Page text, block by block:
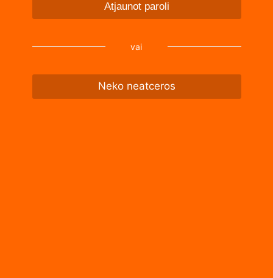
Atjaunot paroli
vai
Neko neatceros